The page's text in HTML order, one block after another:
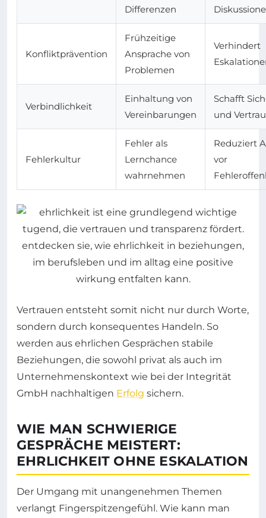
Differenzen
Konfliktprävention
Frühzeitige
Ansprache von
Problemen
Verhindert
Verbindlichkeit
Einhaltung von
Vereinbarungen
Schafft
und
Fehlerkultur
Fehler als
Lernchance
wahrnehmen
Reduziert
vor
Vertrauen entsteht somit nicht nur durch Worte,
sondern durch konsequentes Handeln. So
werden aus ehrlichen Gesprächen stabile
Beziehungen, die sowohl privat als auch im
Unternehmenskontext wie bei der Integrität
GmbH nachhaltigen Erfolg sichern.
WIE MAN SCHWIERIGE
GESPRÄCHE MEISTERT:
EHRLICHKEIT OHNE ESKALATION
Der Umgang mit unangenehmen Themen
verlangt Fingerspitzengefühl. Wie kann man